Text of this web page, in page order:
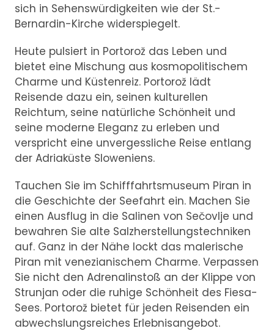
sich in Sehenswürdigkeiten wie der St.-
Bernardin-Kirche widerspiegelt.
Heute pulsiert in Portorož das Leben und
bietet eine Mischung aus kosmopolitischem
Charme und Küstenreiz. Portorož lädt
Reisende dazu ein, seinen kulturellen
Reichtum, seine natürliche Schönheit und
seine moderne Eleganz zu erleben und
verspricht eine unvergessliche Reise entlang
der Adriaküste Sloweniens.
Tauchen Sie im Schifffahrtsmuseum Piran in
die Geschichte der Seefahrt ein. Machen Sie
einen Ausflug in die Salinen von Sečovlje und
bewahren Sie alte Salzherstellungstechniken
auf. Ganz in der Nähe lockt das malerische
Piran mit venezianischem Charme. Verpassen
Sie nicht den Adrenalinstoß an der Klippe von
Strunjan oder die ruhige Schönheit des Fiesa-
Sees. Portorož bietet für jeden Reisenden ein
abwechslungsreiches Erlebnisangebot.